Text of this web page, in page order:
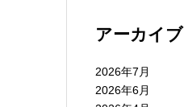
アーカイブ
2026年7月
2026年6月